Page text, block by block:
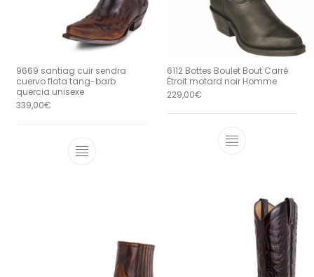
9669 santiag cuir sendra
cuervo flota tang-barb
quercia unisexe
339,00€
Ce produit a plusieurs variations.
6112 Bottes Boulet Bout Carré
Étroit motard noir Homme
229,00€
Ce produit a